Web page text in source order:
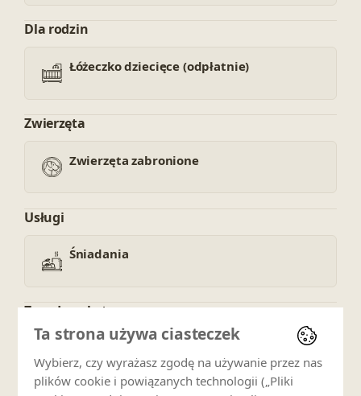
Dla rodzin
Łóżeczko dziecięce (odpłatnie)
Zwierzęta
Zwierzęta zabronione
Usługi
Śniadania
Zasady pobytu
Zakaz palenia
Ta strona używa ciasteczek
Wybierz, czy wyrażasz zgodę na używanie przez nas
plików cookie i powiązanych technologii („Pliki